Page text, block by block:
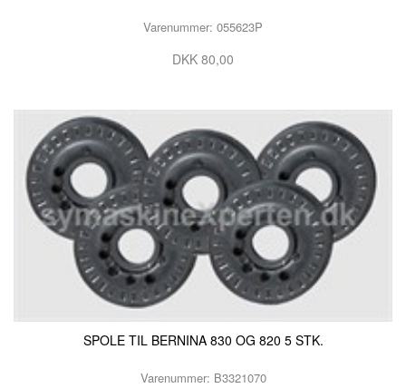
Varenummer: 055623P
DKK 80,00
SPOLE TIL BERNINA 830 OG 820 5 STK.
Varenummer: B3321070